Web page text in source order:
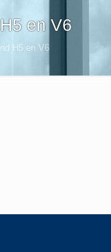
en V6
H5 en V6